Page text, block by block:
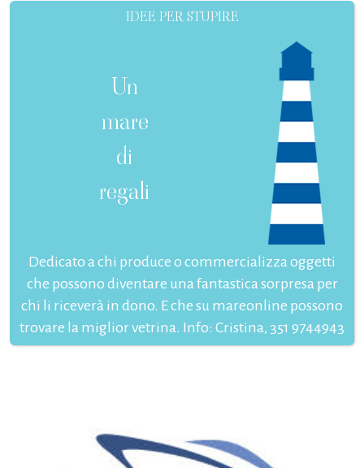
IDEE PER STUPIRE
Un
mare
di
regali
Dedicato a chi produce o commercializza oggetti
che possono diventare una fantastica sorpresa per
chi li riceverà in dono. E che su mareonline possono
trovare la miglior vetrina. Info: Cristina, 351 9744943